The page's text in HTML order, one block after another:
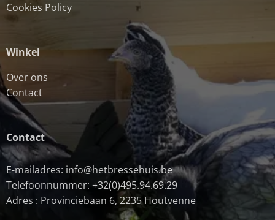
Cookies Policy
Winkel
Over ons
Contact
Contact
E-mailadres: info@hetbressehuis.be
Telefoonnummer: +32(0)495.94.69.29
Adres : Provinciebaan 6, 2235 Houtvenne